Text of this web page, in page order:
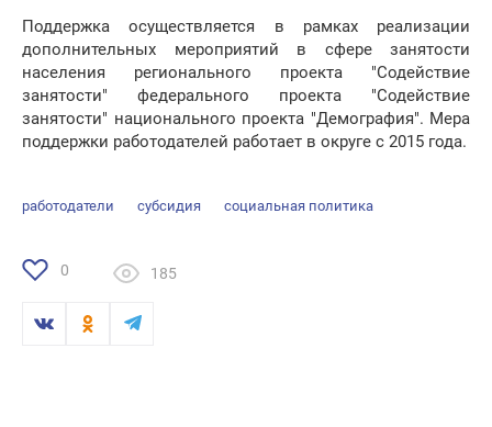
Поддержка осуществляется в рамках реализации
дополнительных мероприятий в сфере занятости
населения регионального проекта "Содействие
занятости" федерального проекта "Содействие
занятости" национального проекта "Демография". Мера
поддержки работодателей работает в округе с 2015 года.
работодатели субсидия социальная политика
0 185